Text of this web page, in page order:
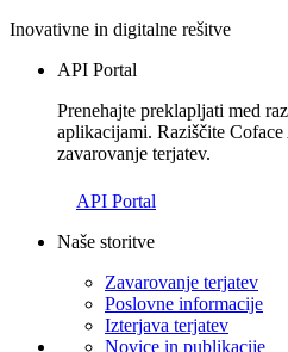
Inovativne in digitalne rešitve
API Portal
Prenehajte preklapljati med
aplikacijami. Raziščite
zavarovanje terjatev.
API Portal
Naše storitve
Zavarovanje terjatev
Poslovne informacije
Izterjava terjatev
Novice in publikacije